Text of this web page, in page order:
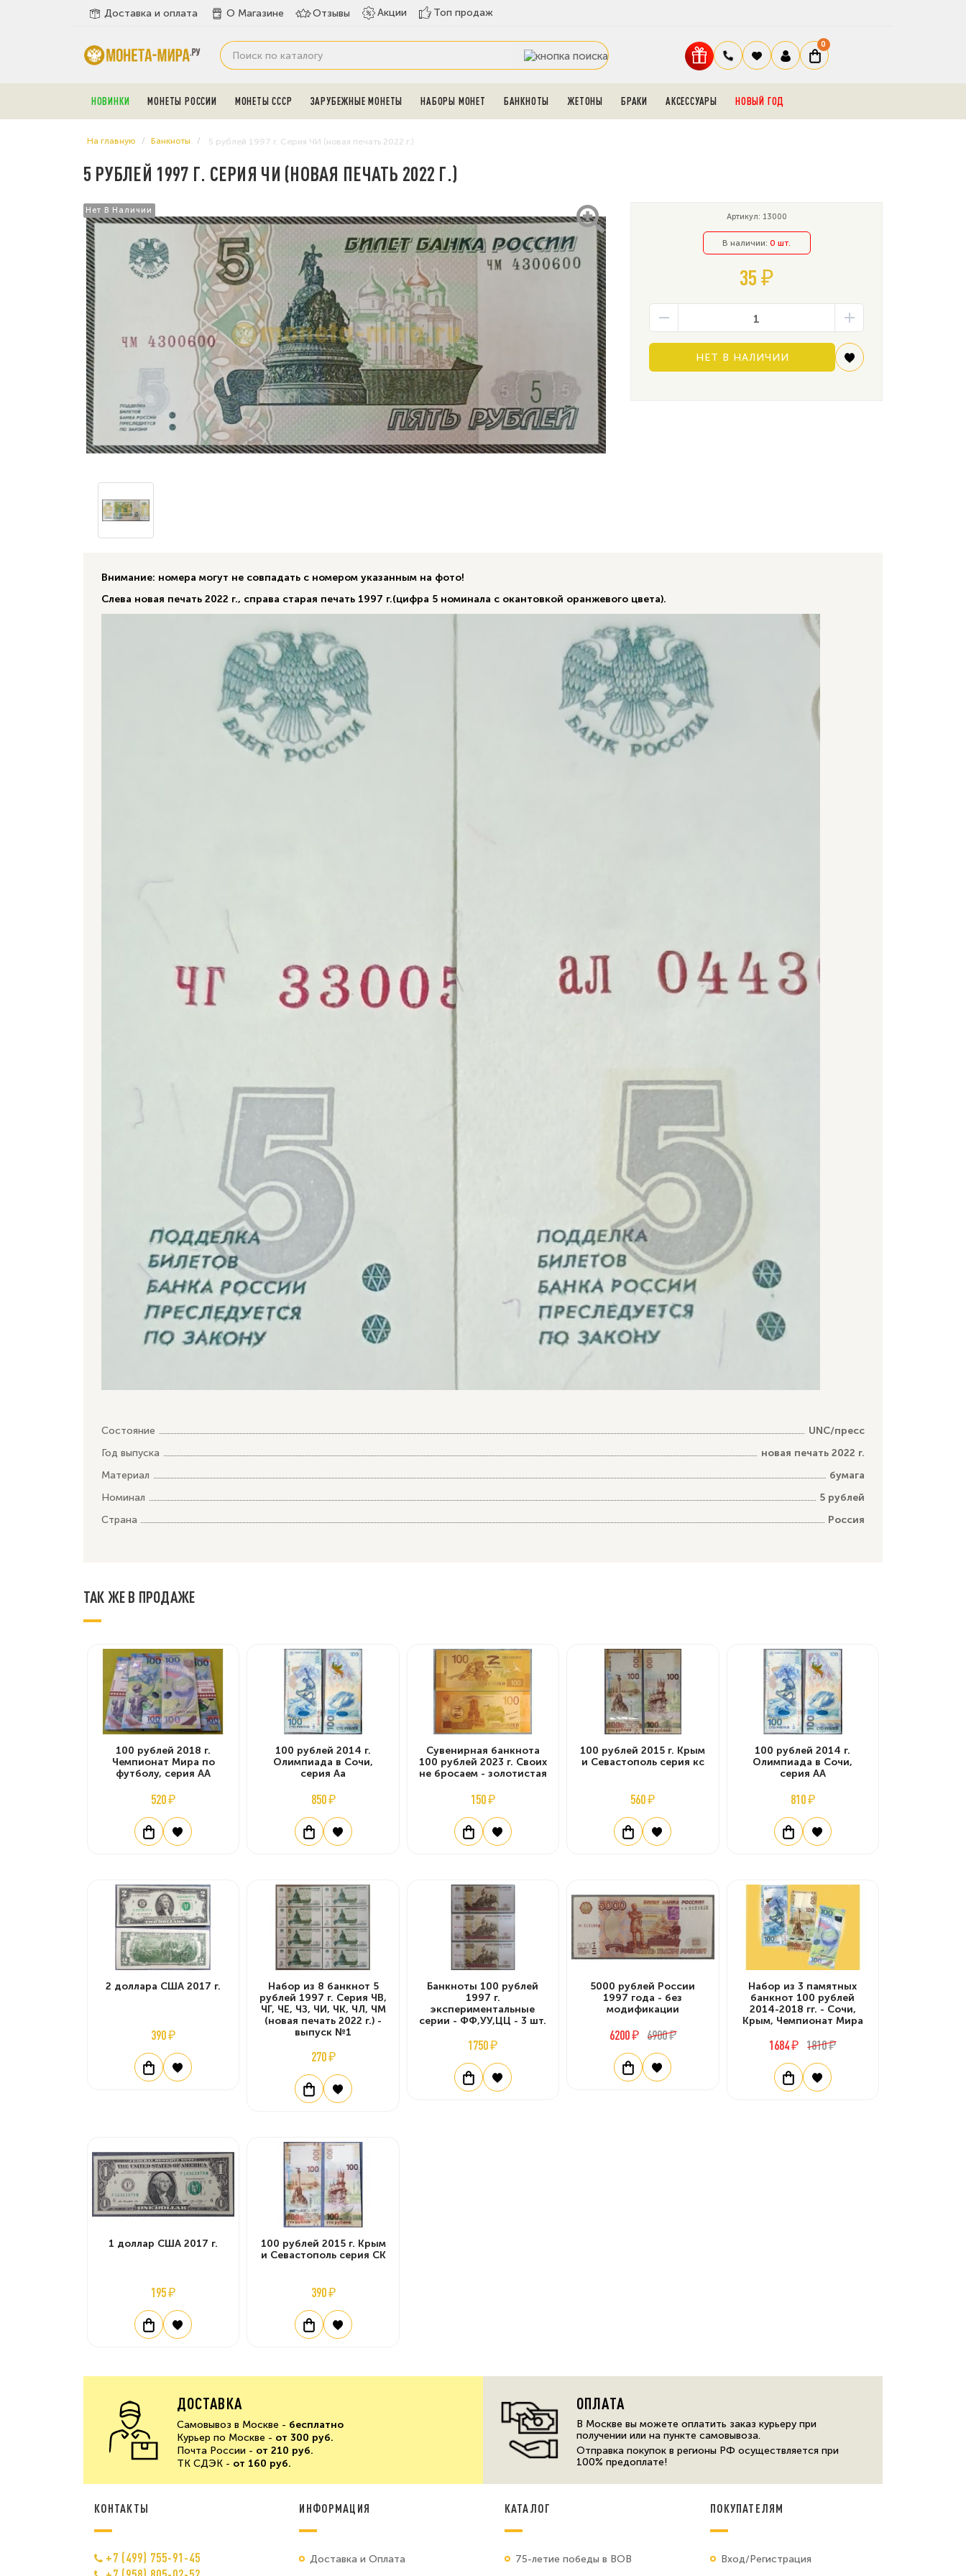
Доставка и оплата О Магазине Отзывы Акции Топ продаж
0
НОВИНКИ МОНЕТЫ РОССИИ МОНЕТЫ СССР ЗАРУБЕЖНЫЕ МОНЕТЫ НАБОРЫ МОНЕТ БАНКНОТЫ ЖЕТОНЫ БРАКИ АКСЕССУАРЫ НОВЫЙ ГОД
На главную Банкноты 5 рублей 1997 г. Серия ЧИ (новая печать 2022 г.)
5 РУБЛЕЙ 1997 Г. СЕРИЯ ЧИ (НОВАЯ ПЕЧАТЬ 2022 Г.)
Нет В Наличии
Нет В Наличии
Артикул: 13000
В наличии:0 шт.
35 ₽
НЕТ В НАЛИЧИИ
Внимание: номера могут не совпадать с номером указанным на фото!
Слева новая печать 2022 г., справа старая печать 1997 г.(цифра 5 номинала с окантовкой оранжевого цвета).
Состояние
UNC/пресс
Год выпуска
новая печать 2022 г.
Материал
бумага
Номинал
5 рублей
Страна
Россия
ТАК ЖЕ В ПРОДАЖЕ
100 рублей 2018 г.
Чемпионат Мира по
футболу, серия АА
520 ₽
100 рублей 2014 г.
Олимпиада в Сочи,
серия Аа
850 ₽
Сувенирная банкнота
100 рублей 2023 г. Своих
не бросаем - золотистая
150 ₽
100 рублей 2015 г. Крым
и Севастополь серия кс
560 ₽
100 рублей 2014 г.
Олимпиада в Сочи,
серия АА
810 ₽
2 доллара США 2017 г.
390 ₽
Набор из 8 банкнот 5
рублей 1997 г. Серия ЧВ,
ЧГ, ЧЕ, ЧЗ, ЧИ, ЧК, ЧЛ, ЧМ
(новая печать 2022 г.) -
выпуск №1
270 ₽
Банкноты 100 рублей
1997 г.
экспериментальные
серии - ФФ,УУ,ЦЦ - 3 шт.
1750 ₽
5000 рублей России
1997 года - без
модификации
6200 ₽ 6900 ₽
Набор из 3 памятных
банкнот 100 рублей
2014-2018 гг. - Сочи,
Крым, Чемпионат Мира
1684 ₽ 1810 ₽
1 доллар США 2017 г.
195 ₽
100 рублей 2015 г. Крым
и Севастополь серия СК
390 ₽
ДОСТАВКА
Самовывоз в Москве - бесплатно
Курьер по Москве - от 300 руб.
Почта России - от 210 руб.
ТК СДЭК - от 160 руб.
ОПЛАТА
В Москве вы можете оплатить заказ курьеру при
получении или на пункте самовывоза.
Отправка покупок в регионы РФ осуществляется при
100% предоплате!
КОНТАКТЫ
+7 (499) 755-91-45
ИНФОРМАЦИЯ
Доставка и Оплата
КАТАЛОГ
75-летие победы в ВОВ
ПОКУПАТЕЛЯМ
Вход/Регистрация